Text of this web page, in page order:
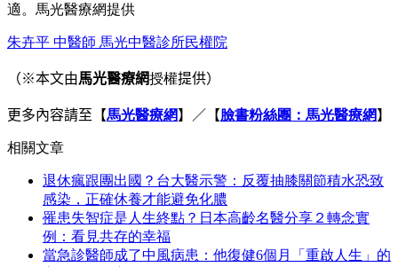
適。馬光醫療網提供
朱卉平 中醫師 馬光中醫診所民權院
（※本文由馬光醫療網授權提供）
更多內容請至 【馬光醫療網】／【臉書粉絲團：馬光醫療網】
相關文章
退休瘋跟團出國？台大醫示警：反覆抽膝關節積水恐致
感染，正確休養才能避免化膿
罹患失智症是人生終點？日本高齡名醫分享２轉念實
例：看見共存的幸福
當急診醫師成了中風病患：他復健6個月「重啟人生」的